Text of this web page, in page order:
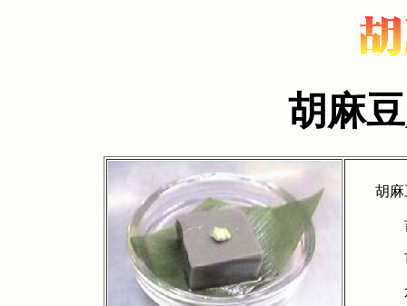
胡麻
胡麻
吉野
市販
水 吉